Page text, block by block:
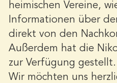
heimischen Vereine,
Informationen über
direkt von den
Außerdem hat die
zur Verfügung gestellt.
Wir möchten uns